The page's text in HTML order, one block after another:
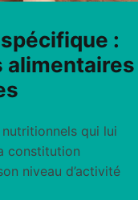
:
alimentaires
qui lui
constitution
niveau d’activité